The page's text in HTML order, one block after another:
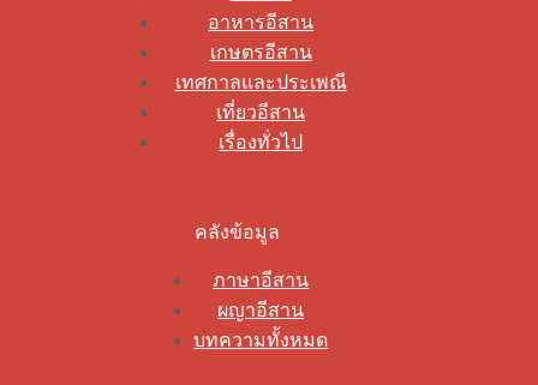
อาหารอีสาน
เกษตรอีสาน
เทศกาลและประเพณี
เที่ยวอีสาน
เรื่องทั่วไป
คลังข้อมูล
ภาษาอีสาน
ผญาอีสาน
บทความทั้งหมด